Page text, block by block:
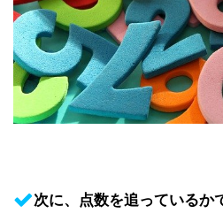
次に、点数を追っているか